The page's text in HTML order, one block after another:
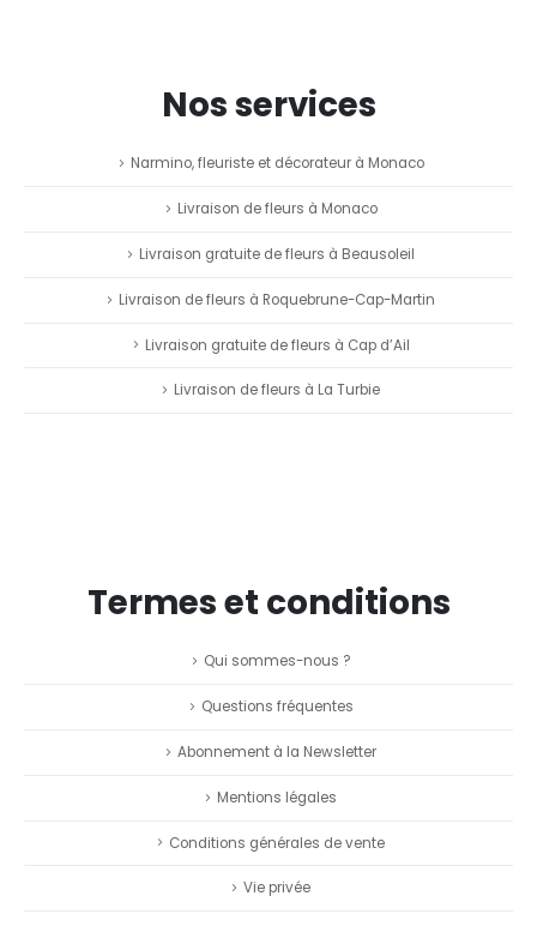
Nos services
Narmino, fleuriste et décorateur à Monaco
Livraison de fleurs à Monaco
Livraison gratuite de fleurs à Beausoleil
Livraison de fleurs à Roquebrune-Cap-Martin
Livraison gratuite de fleurs à Cap d’Ail
Livraison de fleurs à La Turbie
Termes et conditions
Qui sommes-nous ?
Questions fréquentes
Abonnement à la Newsletter
Mentions légales
Conditions générales de vente
Vie privée